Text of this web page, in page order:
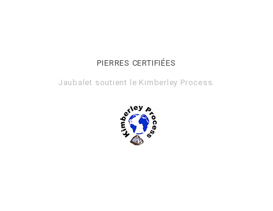
PIERRES CERTIFIÉES
Jaubalet soutient le Kimberley Process.